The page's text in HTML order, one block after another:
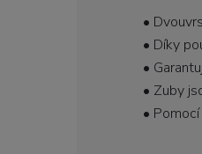
•
• Díky
•
• Zuby
•